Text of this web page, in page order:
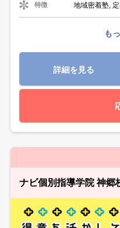
特徴 地域密着塾,
も
詳細を見る
ナビ個別指導学院 神郷